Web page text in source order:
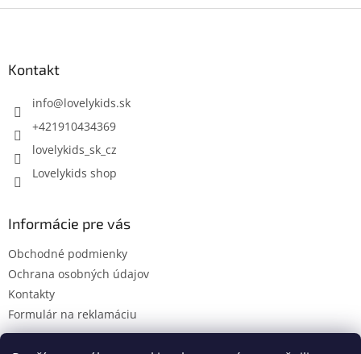
Kontakt
info@lovelykids.sk
+421910434369
lovelykids_sk_cz
Lovelykids shop
Informácie pre vás
Obchodné podmienky
Ochrana osobných údajov
Kontakty
Formulár na reklamáciu